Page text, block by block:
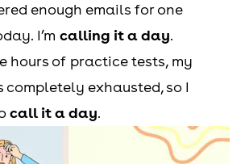
enough emails for one
I’m calling it a day.
hours of practice tests, my
completely exhausted, so I
call it a day.